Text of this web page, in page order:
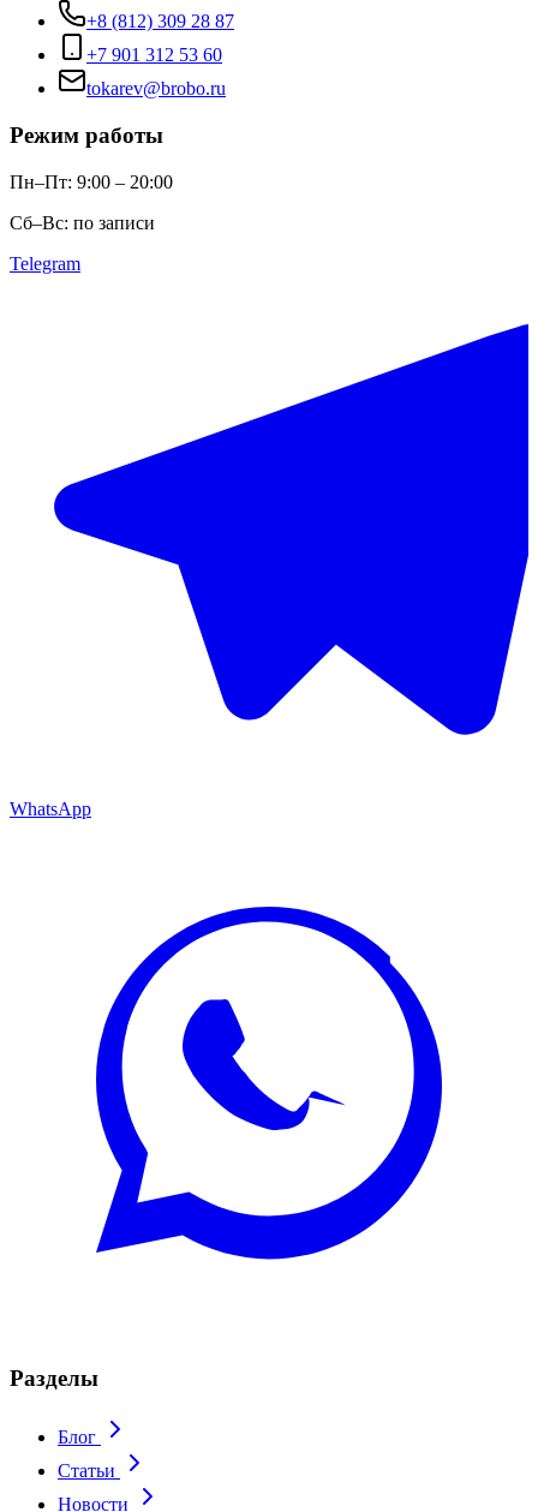
+8 (812) 309 28 87
+7 901 312 53 60
tokarev@brobo.ru
Режим работы
Пн–Пт: 9:00 – 20:00
Сб–Вс: по записи
Telegram
WhatsApp
Разделы
Блог
Статьи
Новости